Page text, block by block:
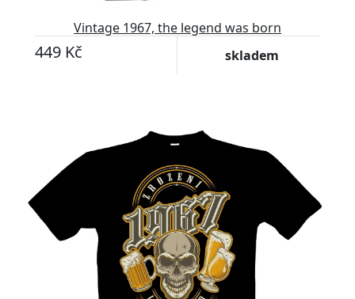
Vintage 1967, the legend was born
449 Kč skladem